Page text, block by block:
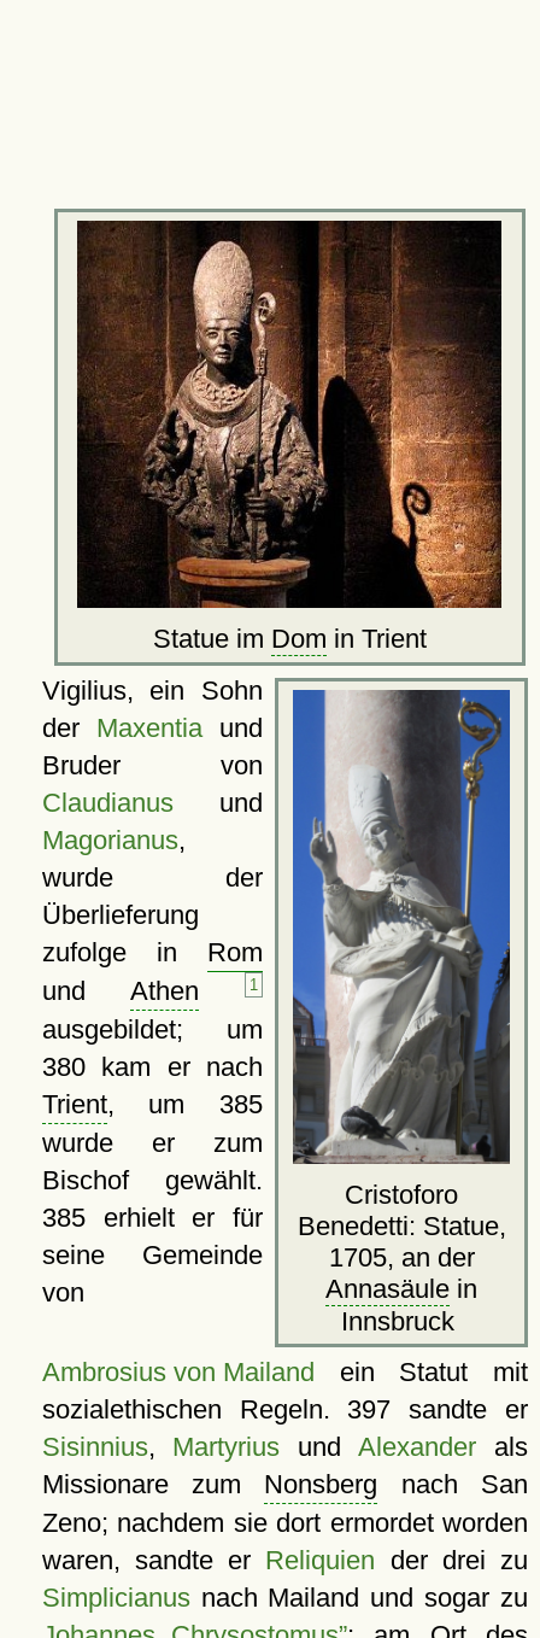
Statue im Dom in Trient
Cristoforo
Benedetti: Statue,
1705, an der
Annasäule in
Innsbruck
Vigilius, ein Sohn
der Maxentiaund
Bruder von
Claudianusund
Magorianus,
wurde der
Überlieferung
zufolge in Rom
undAthen 1
ausgebildet; um
380 kam er nach
Trient, um 385
wurde er zum
Bischof gewählt.
385 erhielt er für
seine Gemeinde
von
Ambrosius von Mailand
ein Statut mit
sozialethischen Regeln. 397 sandte er
Sisinnius, Martyrius undAlexander als
Missionare zum Nonsberg nach San
Zeno; nachdem sie dort ermordet worden
waren, sandte er Reliquien der drei zu
Simplicianusnach Mailand und sogar zu